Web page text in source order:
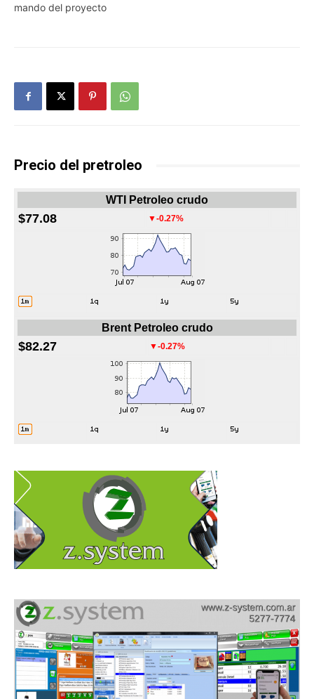
mando del proyecto
Precio del pretroleo
WTI Petroleo crudo
$77.08 ▼-0.27%
Brent Petroleo crudo
$82.27 ▼-0.27%